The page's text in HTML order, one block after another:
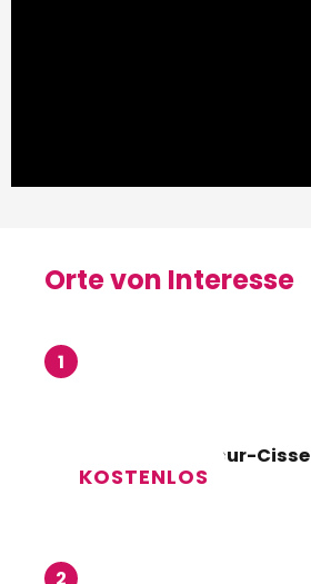
Orte von Interesse
1
KOSTENLOS
Aire de Chouzy-sur-Cisse
2